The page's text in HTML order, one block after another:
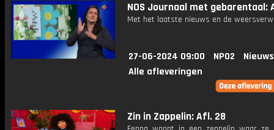
NOS Journaal met gebarentaal:
Met het laatste nieuws en de
27-06-2024 09:00 NPO2
Alle afleveringen
Zin in Zappelin: Afl. 28